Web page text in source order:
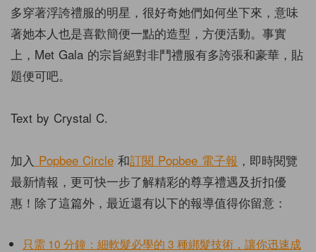
多穿著浮誇禮服的明星，很好奇她們如何坐下來，意味
著她本人也是喜歡簡便一點的造型，方便活動。事實
上，Met Gala 的宗旨絕對非鬥禮服有多誇張和豪華，貼
題便可吧。
Text by Crystal C.
加入 Popbee Circle 和訂閱 Popbee 電子報 ，即時閱覽
最新情報，更可快一步了解精彩的尊享禮遇及折扣優
惠！除了這篇外，最近還有以下的報導值得你留意：
只需 10 分鐘：細軟髮必學的 3 種綁髮技術，讓你迅速成